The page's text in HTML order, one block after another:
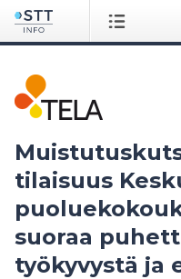
tilaisuus
suoraa
työkyvystä ja